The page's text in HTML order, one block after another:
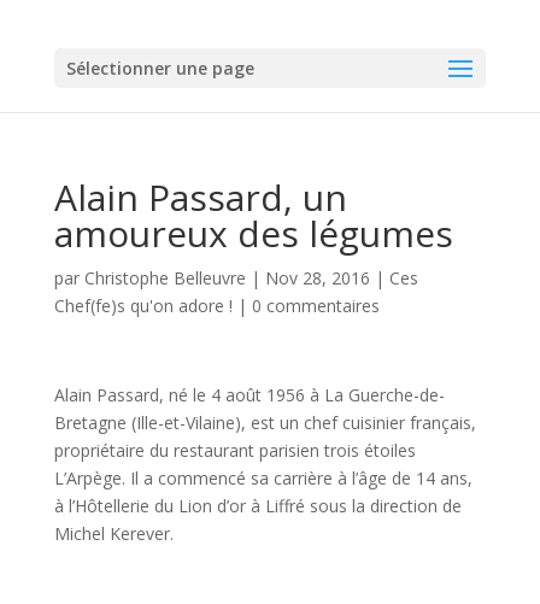
Sélectionner une page
Alain Passard, un
amoureux des légumes
par Christophe Belleuvre | Nov 28, 2016 | Ces
Chef(fe)s qu'on adore ! | 0 commentaires
Alain Passard, né le 4 août 1956 à La Guerche-de-
Bretagne (Ille-et-Vilaine), est un chef cuisinier français,
propriétaire du restaurant parisien trois étoiles
L’Arpège. Il a commencé sa carrière à l’âge de 14 ans,
à l’Hôtellerie du Lion d’or à Liffré sous la direction de
Michel Kerever.